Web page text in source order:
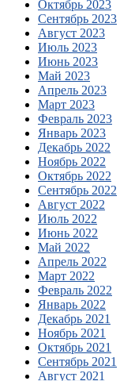
Октябрь 2023
Сентябрь 2023
Август 2023
Июль 2023
Июнь 2023
Май 2023
Апрель 2023
Март 2023
Февраль 2023
Январь 2023
Декабрь 2022
Ноябрь 2022
Октябрь 2022
Сентябрь 2022
Август 2022
Июль 2022
Июнь 2022
Май 2022
Апрель 2022
Март 2022
Февраль 2022
Январь 2022
Декабрь 2021
Ноябрь 2021
Октябрь 2021
Сентябрь 2021
Август 2021